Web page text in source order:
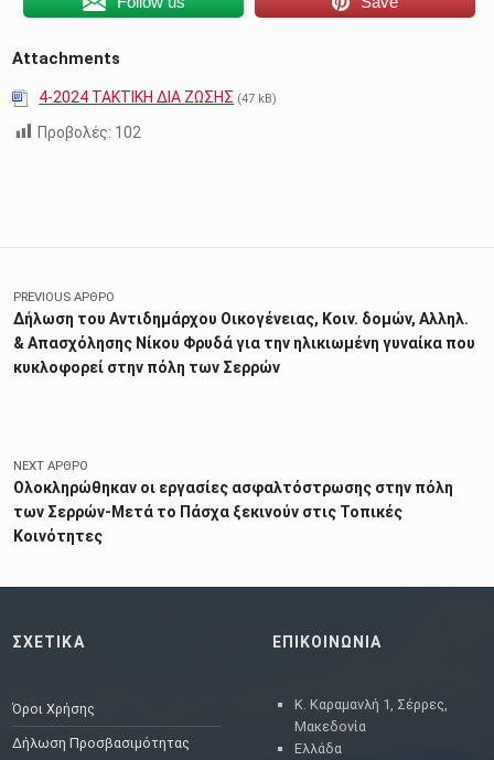
Attachments
4-2024 ΤΑΚΤΙΚΗ ΔΙΑ ΖΩΣΗΣ (47 kB)
Προβολές: 102
Πλοήγηση άρθρων
PREVIOUS ΆΡΘΡΟ
Δήλωση του Αντιδημάρχου Οικογένειας, Κοιν. δομών, Αλληλ.
& Απασχόλησης Νίκου Φρυδά για την ηλικιωμένη γυναίκα που
κυκλοφορεί στην πόλη των Σερρών
NEXT ΆΡΘΡΟ
Ολοκληρώθηκαν οι εργασίες ασφαλτόστρωσης στην πόλη
των Σερρών-Μετά το Πάσχα ξεκινούν στις Τοπικές
Κοινότητες
ΣΧΕΤΙΚΑ
Όροι Χρήσης
Δήλωση Προσβασιμότητας
ΕΠΙΚΟΙΝΩΝΙΑ
Κ. Καραμανλή 1, Σέρρες,
Μακεδονία
Ελλάδα